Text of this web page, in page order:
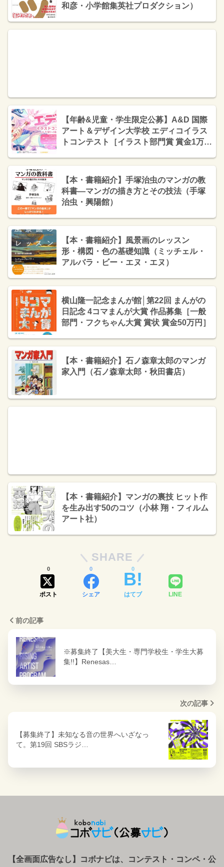
和彦・小学館集英社プロダクション）
【年齢&児童・学生限定公募】A&D 国際
アート＆デザイン大学校 エディコイラス
トコンテスト［イラスト部門賞 賞金1万円
ほか］
【本・書籍紹介】手塚治虫のマンガの教
科書―マンガの描き方とその技法（手塚
治虫・興陽館）
【本・書籍紹介】風景画のレッスン
形・構図・色の基礎知識（ミッチェル・
アルバラ・ビー・エヌ・エヌ）
横山隆一記念まんが館│第22回 まんがの
日記念 4コマまんが大賞 作品募集［一般
部門・フクちゃん大賞 賞状 賞金50万円］
【本・書籍紹介】石ノ森章太郎のマンガ
家入門（石ノ森章太郎・秋田書店）
【本・書籍紹介】マンガの裏技 ヒット作
を生み出す50のコツ（小林 翔・フィルム
アート社）
SHARE
ポスト
0
シェア
0
はてブ
0
LINE
前の記事
※募集終了【美大生・専門学校生・学生大募
集!!】Renesas…
次の記事
【募集終了】未知なる音の世界へいざなっ
て。第19回 SBSラジ…
【全画面広告なし】コボナビは、コンテスト・コンペ・ 公